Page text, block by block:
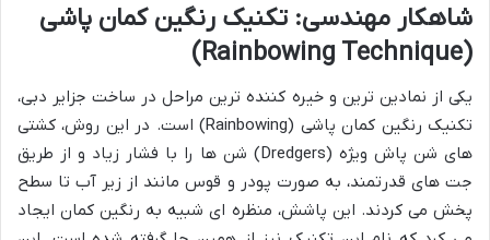
شاهکار مهندسی: تکنیک رنگین کمان پاشی
(Rainbowing Technique)
یکی از نمادین ترین و خیره کننده ترین مراحل در ساخت جزایر دبی،
تکنیک رنگین کمان پاشی (Rainbowing) است. در این روش، کشتی
های شن پاش ویژه (Dredgers) شن ها را با فشار زیاد و از طریق
جت های قدرتمند، به صورت پودر و قوس مانند از زیر آب تا سطح
پخش می کردند. این پاشش، منظره ای شبیه به رنگین کمان ایجاد